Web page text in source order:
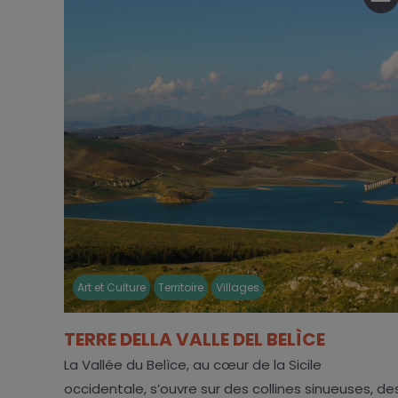
Art et Culture Territoire Villages
TERRE DELLA VALLE DEL BELÌCE
La Vallée du Belìce, au cœur de la Sicile
occidentale, s’ouvre sur des collines sinueuses,